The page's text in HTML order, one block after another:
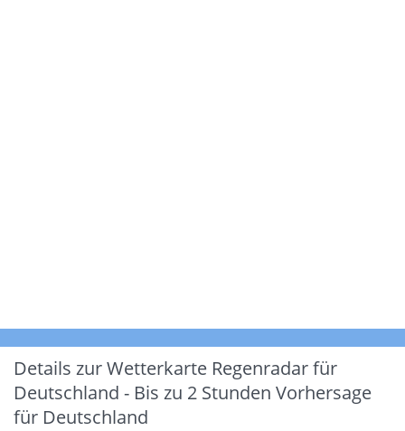
Details zur Wetterkarte Regenradar für
Deutschland - Bis zu 2 Stunden Vorhersage
für Deutschland